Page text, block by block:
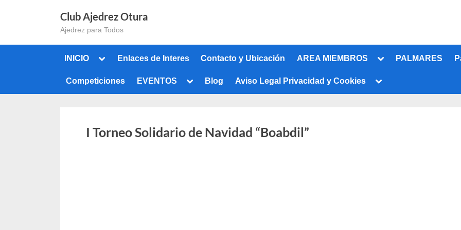
Club Ajedrez Otura
Ajedrez para Todos
INICIO
Alternar
Alternar
Enlaces de Interes Contacto y Ubicación AREA MIEMBROS
AlternarPALMARES
Competiciones EVENTOS
Alternar
Blog Aviso Legal Privacidad y Cookies
Alternar
I Torneo Solidario de Navidad “Boabdil”